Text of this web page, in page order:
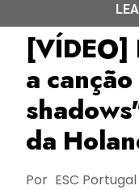
[VÍDEO]
a
da
Por ESC